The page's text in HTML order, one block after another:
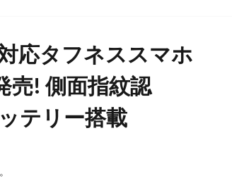
応タフネススマホ
売! 側面指紋認
テリー搭載